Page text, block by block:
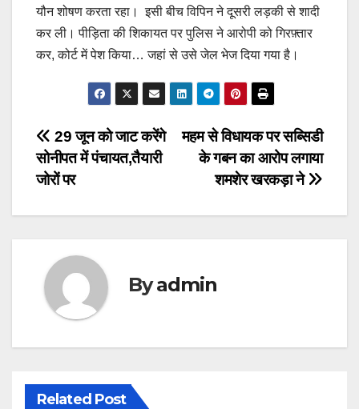
यौन शोषण करता रहा। इसी बीच विपिन ने दूसरी लड़की से शादी
कर ली। पीड़िता की शिकायत पर पुलिस ने आरोपी को गिरफ़्तार
कर, कोर्ट में पेश किया… जहां से उसे जेल भेज दिया गया है।
Post
navigation
महम से विधायक पर सब्सिडी
के गबन का आरोप लगाया
शमशेर खरकड़ा ने
29 जून को जाट करेंगे
सोनीपत में पंचायत,तैयारी
जोरों पर
Byadmin
Related Post